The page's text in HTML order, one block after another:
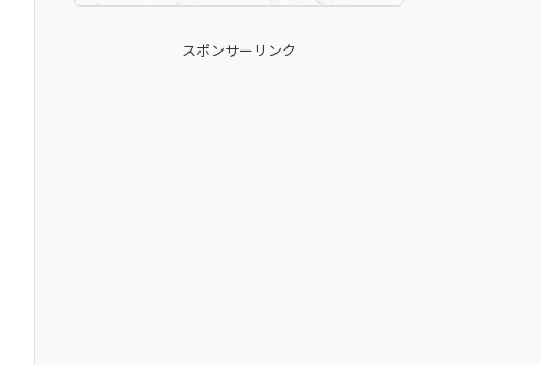
スポンサーリンク